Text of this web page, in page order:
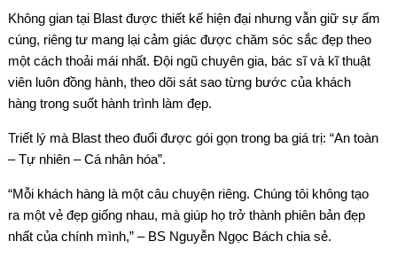
Không gian tại Blast được thiết kế hiện đại nhưng vẫn giữ sự ấm
cúng, riêng tư mang lại cảm giác được chăm sóc sắc đẹp theo
một cách thoải mái nhất. Đội ngũ chuyên gia, bác sĩ và kĩ thuật
viên luôn đồng hành, theo dõi sát sao từng bước của khách
hàng trong suốt hành trình làm đẹp.
Triết lý mà Blast theo đuổi được gói gọn trong ba giá trị: “An toàn
– Tự nhiên – Cá nhân hóa”.
“Mỗi khách hàng là một câu chuyện riêng. Chúng tôi không tạo
ra một vẻ đẹp giống nhau, mà giúp họ trở thành phiên bản đẹp
nhất của chính mình,” – BS Nguyễn Ngọc Bách chia sẻ.